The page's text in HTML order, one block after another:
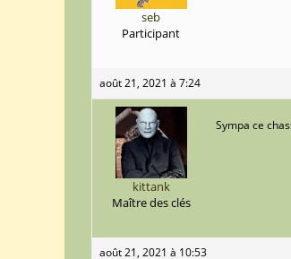
seb
Participant
août 21, 2021 à 7:24
kittank
Maître des clés
Sympa ce
août 21, 2021 à 10:53